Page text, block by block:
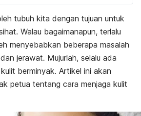
tubuh kita dengan tujuan untuk
Walau bagaimanapun, terlalu
menyebabkan beberapa masalah
jerawat. Mujurlah, selalu ada
berminyak. Artikel ini akan
petua tentang cara menjaga kulit